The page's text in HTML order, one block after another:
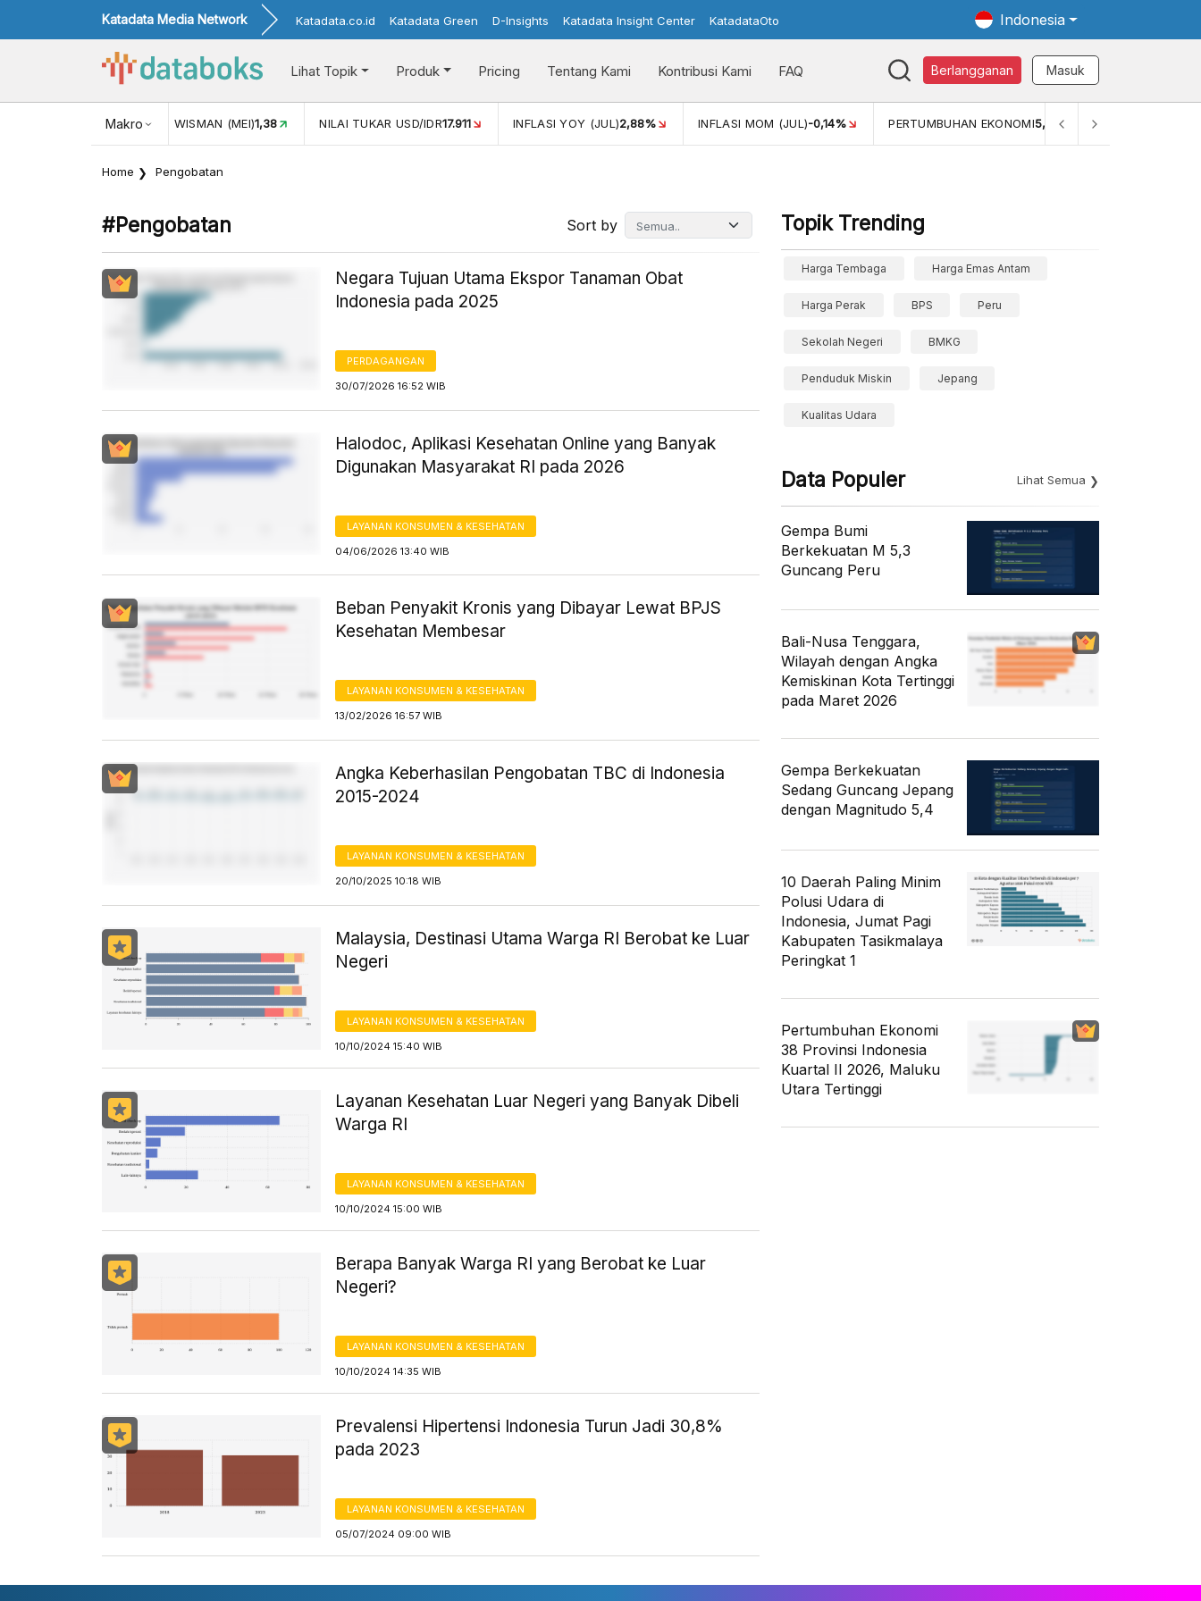
Katadata Media Network Katadata.co.id Katadata Green D-Insights Katadata Insight Center KatadataOto Indonesia
Lihat Topik Produk Pricing Tentang Kami Kontribusi Kami FAQ Berlangganan Masuk
Makro
NILAI TUKAR USD/IDR17.911 INFLASI YOY (JUL)2,88% INFLASI MOM (JUL)-0,14% PERTUMBUHAN EKONOMI5,11% PERTUMBUHAN EKONOMI (YOY) (Q1)5,61%
Home Pengobatan
#pengobatan Sort by
Negara Tujuan Utama Ekspor Tanaman Obat
Indonesia pada 2025
PERDAGANGAN
30/07/2026 16:52 WIB
Halodoc, Aplikasi Kesehatan Online yang Banyak
Digunakan Masyarakat RI pada 2026
LAYANAN KONSUMEN & KESEHATAN
04/06/2026 13:40 WIB
Beban Penyakit Kronis yang Dibayar Lewat BPJS
Kesehatan Membesar
LAYANAN KONSUMEN & KESEHATAN
13/02/2026 16:57 WIB
Angka Keberhasilan Pengobatan TBC di Indonesia
2015-2024
LAYANAN KONSUMEN & KESEHATAN
20/10/2025 10:18 WIB
Malaysia, Destinasi Utama Warga RI Berobat ke Luar
Negeri
LAYANAN KONSUMEN & KESEHATAN
10/10/2024 15:40 WIB
Layanan Kesehatan Luar Negeri yang Banyak Dibeli
Warga RI
LAYANAN KONSUMEN & KESEHATAN
10/10/2024 15:00 WIB
Berapa Banyak Warga RI yang Berobat ke Luar
Negeri?
LAYANAN KONSUMEN & KESEHATAN
10/10/2024 14:35 WIB
Prevalensi Hipertensi Indonesia Turun Jadi 30,8%
pada 2023
LAYANAN KONSUMEN & KESEHATAN
05/07/2024 09:00 WIB
Topik Trending
Harga Tembaga Harga Emas Antam
Harga Perak BPS Peru
Sekolah Negeri BMKG
Penduduk Miskin Jepang
Kualitas Udara
Data Populer Lihat Semua
Gempa Bumi
Berkekuatan M 5,3
Guncang Peru
Bali-Nusa Tenggara,
Wilayah dengan Angka
Kemiskinan Kota Tertinggi
pada Maret 2026
Gempa Berkekuatan
Sedang Guncang Jepang
dengan Magnitudo 5,4
10 Daerah Paling Minim
Polusi Udara di
Indonesia, Jumat Pagi
Kabupaten Tasikmalaya
Peringkat 1
Pertumbuhan Ekonomi
38 Provinsi Indonesia
Kuartal II 2026, Maluku
Utara Tertinggi